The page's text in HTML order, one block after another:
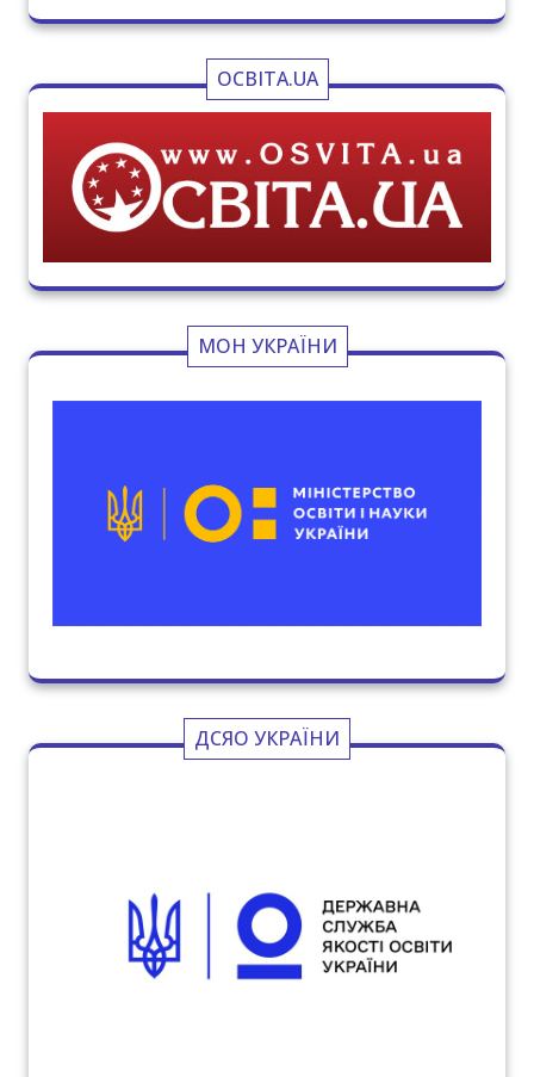
ОСВІТА.UA
МОН УКРАЇНИ
ДСЯО УКРАЇНИ